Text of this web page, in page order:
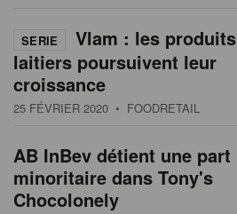
SERIE
Vlam : les produits
laitiers poursuivent leur
croissance
25 FÉVRIER 2020 • FOODRETAIL
AB InBev détient une part
minoritaire dans Tony's
Chocolonely